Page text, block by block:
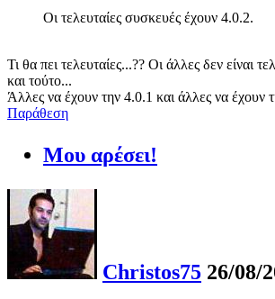
Οι τελευταίες συσκευές έχουν 4.0.2.
Τι θα πει τελευταίες...?? Οι άλλες δεν είναι
και τούτο...
Άλλες να έχουν την 4.0.1 και άλλες να έχουν
Παράθεση
Μου αρέσει!
Christos75 26/08/